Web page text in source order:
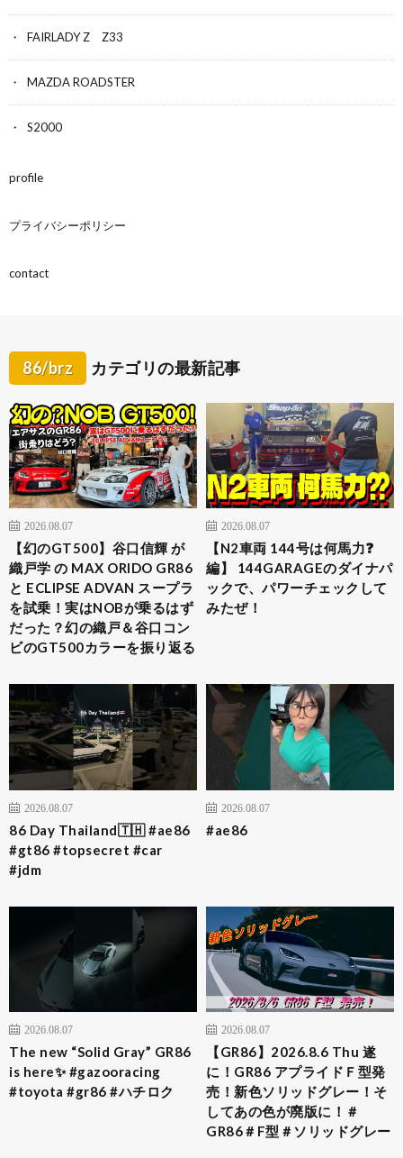
FAIRLADY Z Z33
MAZDA ROADSTER
S2000
profile
プライバシーポリシー
contact
86/brz カテゴリの最新記事
2026.08.07
【幻のGT500】谷口信輝 が
織戸学 の MAX ORIDO GR86
と ECLIPSE ADVAN スープラ
を試乗！実はNOBが乗るはず
だった？幻の織戸＆谷口コン
ビのGT500カラーを振り返る
2026.08.07
【N2車両 144号は何馬力❓
編】 144GARAGEのダイナパ
ックで、パワーチェックして
みたぜ！
2026.08.07
86 Day Thailand🇹🇭 #ae86
#gt86 #topsecret #car
#jdm
2026.08.07
#ae86
2026.08.07
The new “Solid Gray” GR86
is here✨ #gazooracing
#toyota #gr86 #ハチロク
2026.08.07
【GR86】2026.8.6 Thu 遂
に！GR86 アプライドＦ型発
売！新色ソリッドグレー！そ
してあの色が廃版に！＃
GR86＃F型＃ソリッドグレー